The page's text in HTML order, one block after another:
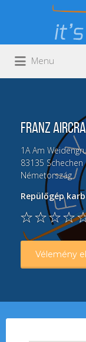
Keresés:
Menu
FRANZ
1AAm
83135 Schechen
Németország
Repülőgép
Vélemény